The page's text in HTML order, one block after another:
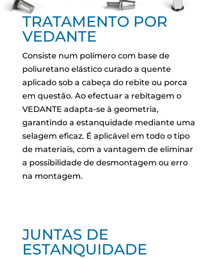
TRATAMENTO POR
VEDANTE
Consiste num polímero com base de
poliuretano elástico curado a quente
aplicado sob a cabeça do rebite ou porca
em questão. Ao efectuar a rebitagem o
VEDANTE adapta-se à geometria,
garantindo a estanquidade mediante uma
selagem eficaz. É aplicável em todo o tipo
de materiais, com a vantagem de eliminar
a possibilidade de desmontagem ou erro
na montagem.
JUNTAS DE
ESTANQUIDADE